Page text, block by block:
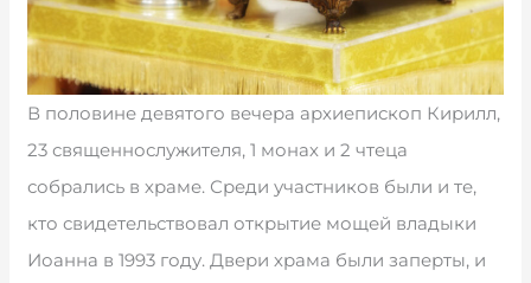
В половине девятого вечера архиепископ Кирилл,
23 священнослужителя, 1 монах и 2 чтеца
собрались в храме. Среди участников были и те,
кто свидетельствовал открытие мощей владыки
Иоанна в 1993 году. Двери храма были заперты, и